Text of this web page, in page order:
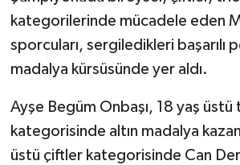
kategorilerinde mücadele eden
sporcuları, sergiledikleri başarılı
madalya kürsüsünde yer aldı.
Ayşe Begüm Onbaşı, 18 yaş üstü
kategorisinde altın madalya
üstü çiftler kategorisinde Can